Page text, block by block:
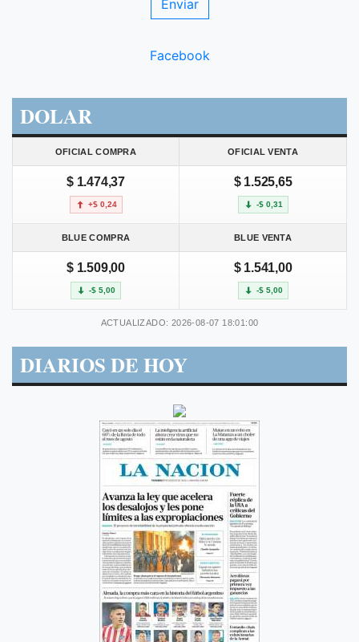
Facebook
DOLAR
OFICIAL COMPRA OFICIAL VENTA
$ 1.474,37
+$ 0,24
$ 1.525,65
-$ 0,31
BLUE COMPRA BLUE VENTA
$ 1.509,00
-$ 5,00
$ 1.541,00
-$ 5,00
ACTUALIZADO: 2026-08-07 18:01:00
DIARIOS DE HOY